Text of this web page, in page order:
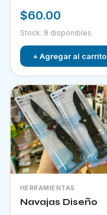
$60.00
Stock: 8 disponibles
+ Agregar al carrito
HERRAMIENTAS
Navajas Diseño